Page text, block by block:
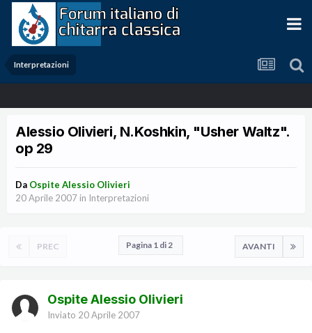
Interpretazioni
Alessio Olivieri, N.Koshkin, "Usher Waltz".
op 29
Da Ospite Alessio Olivieri
20 Aprile 2007 in Interpretazioni
PREC AVANTI
Pagina 1 di 2
Ospite Alessio Olivieri
Inviato 20 Aprile 2007